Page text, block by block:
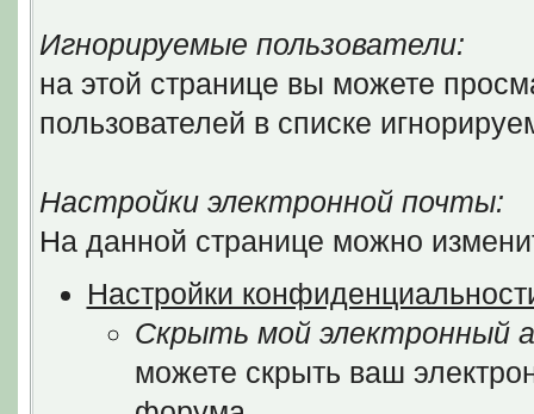
Игнорируемые пользователи:
на этой странице вы можете
пользователей в списке
Настройки электронной почты:
На данной странице можно
Настройки
Скрыть мой электронный
можете скрыть ваш